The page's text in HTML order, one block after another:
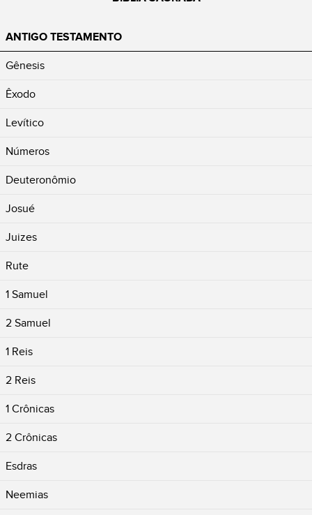
ANTIGO TESTAMENTO
Gênesis
Êxodo
Levítico
Números
Deuteronômio
Josué
Juizes
Rute
1 Samuel
2 Samuel
1 Reis
2 Reis
1 Crônicas
2 Crônicas
Esdras
Neemias